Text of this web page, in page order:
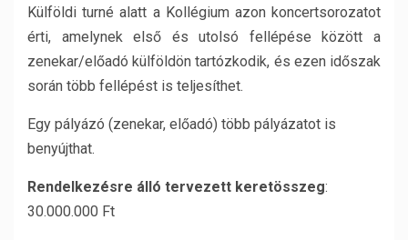
Külföldi turné alatt a Kollégium azon koncertsorozatot
érti, amelynek első és utolsó fellépése között a
zenekar/előadó külföldön tartózkodik, és ezen időszak
során több fellépést is teljesíthet.
Egy pályázó (zenekar, előadó) több pályázatot is
benyújthat.
Rendelkezésre álló tervezett keretösszeg:
30.000.000 Ft